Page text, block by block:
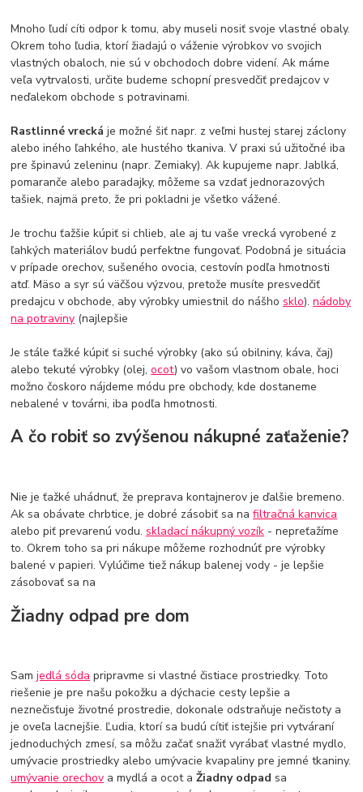
Mnoho ľudí cíti odpor k tomu, aby museli nosiť svoje vlastné obaly.
Okrem toho ľudia, ktorí žiadajú o váženie výrobkov vo svojich
vlastných obaloch, nie sú v obchodoch dobre videní. Ak máme
veľa vytrvalosti, určite budeme schopní presvedčiť predajcov v
neďalekom obchode s potravinami.
Rastlinné vreckáje možné šiť napr. z veľmi hustej starej záclony
alebo iného ľahkého, ale hustého tkaniva. V praxi sú užitočné iba
pre špinavú zeleninu (napr. Zemiaky). Ak kupujeme napr. Jablká,
pomaranče alebo paradajky, môžeme sa vzdať jednorazových
tašiek, najmä preto, že pri pokladni je všetko vážené.
Je trochu ťažšie kúpiť si chlieb, ale aj tu vaše vrecká vyrobené z
ľahkých materiálov budú perfektne fungovať. Podobná je situácia
v prípade orechov, sušeného ovocia, cestovín podľa hmotnosti
atď. Mäso a syr sú väčšou výzvou, pretože musíte presvedčiť
predajcu v obchode, aby výrobky umiestnil do nášhosklo).nádoby
na potraviny (najlepšie
Je stále ťažké kúpiť si suché výrobky (ako sú obilniny, káva, čaj)
alebo tekuté výrobky (olej,ocot) vo vašom vlastnom obale, hoci
možno čoskoro nájdeme módu pre obchody, kde dostaneme
nebalené v továrni, iba podľa hmotnosti.
A čo robiť so zvýšenou nákupné zaťaženie?
Nie je ťažké uhádnuť, že preprava kontajnerov je ďalšie bremeno.
Ak sa obávate chrbtice, je dobré zásobiť sa nafiltračná kanvica
alebo piť prevarenú vodu.skladací nákupný vozík - nepreťažíme
to. Okrem toho sa pri nákupe môžeme rozhodnúť pre výrobky
balené v papieri. Vylúčime tiež nákup balenej vody - je lepšie
zásobovať sa na
Žiadny odpad pre dom
Samjedlá sóda pripravme si vlastné čistiace prostriedky. Toto
riešenie je pre našu pokožku a dýchacie cesty lepšie a
neznečisťuje životné prostredie, dokonale odstraňuje nečistoty a
je oveľa lacnejšie. Ľudia, ktorí sa budú cítiť istejšie pri vytváraní
jednoduchých zmesí, sa môžu začať snažiť vyrábať vlastné mydlo,
umývacie prostriedky alebo umývacie kvapaliny pre jemné tkaniny.
umývanie orechov a mydlá a ocot aŽiadny odpad sa